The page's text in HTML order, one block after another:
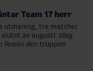
Team 17 herr
utmaning, tre matcher
av augusti. Idag
Rosén den truppen